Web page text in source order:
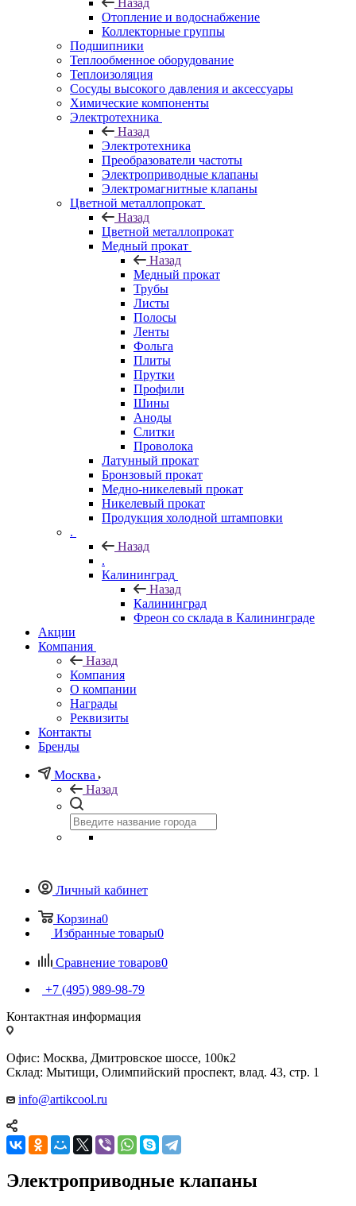
Назад
Отопление и водоснабжение
Коллекторные группы
Подшипники
Теплообменное оборудование
Теплоизоляция
Сосуды высокого давления и аксессуары
Химические компоненты
Электротехника
Назад
Электротехника
Преобразователи частоты
Электроприводные клапаны
Электромагнитные клапаны
Цветной металлопрокат
Назад
Цветной металлопрокат
Медный прокат
Назад
Медный прокат
Трубы
Листы
Полосы
Ленты
Фольга
Плиты
Прутки
Профили
Шины
Аноды
Слитки
Проволока
Латунный прокат
Бронзовый прокат
Медно-никелевый прокат
Никелевый прокат
Продукция холодной штамповки
.
Назад
.
Калининград
Назад
Калининград
Фреон со склада в Калининграде
Акции
Компания
Назад
Компания
О компании
Награды
Реквизиты
Контакты
Бренды
Москва
Назад
Личный кабинет
Корзина0
Избранные товары0
Сравнение товаров0
+7 (495) 989-98-79
Контактная информация
Офис: Москва, Дмитровское шоссе, 100к2
Склад: Мытищи, Олимпийский проспект, влад. 43, стр. 1
info@artikcool.ru
Электроприводные клапаны